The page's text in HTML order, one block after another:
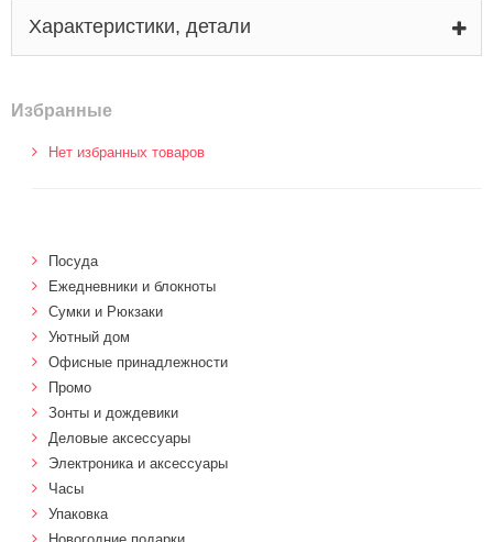
Характеристики, детали
Избранные
Нет избранных товаров
Посуда
Ежедневники и блокноты
Сумки и Рюкзаки
Уютный дом
Офисные принадлежности
Промо
Зонты и дождевики
Деловые аксессуары
Электроника и аксессуары
Часы
Упаковка